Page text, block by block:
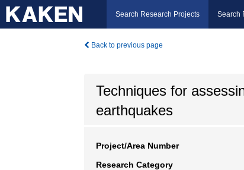
Search Research Projects Search
Back to previous page
Techniques for
earthquakes
Project/Area Number
Research Category